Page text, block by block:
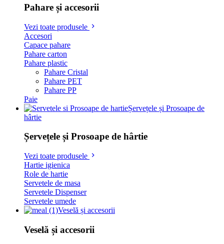
Pahare și accesorii
Vezi toate produsele
Accesori
Capace pahare
Pahare carton
Pahare plastic
Pahare Cristal
Pahare PET
Pahare PP
Paie
Șervețele și Prosoape de
hârtie
Șervețele și Prosoape de hârtie
Vezi toate produsele
Hartie igienica
Role de hartie
Servetele de masa
Servetele Dispenser
Servetele umede
Veselă și accesorii
Veselă și accesorii